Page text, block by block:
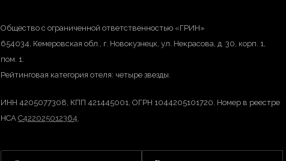
Общество с ограниченной ответственностью «ГРИН»
654034, Кемеровская обл., г. Новокузнецк, ул. Некрасова, д. 30, корп. 1,
пом. 1.
Рейтинговая категория отеля: четыре звезды.
ИНН 4205077308, КПП 421445001, ОГРН 1044205101720. Номер в реестре
НСАС422025012364